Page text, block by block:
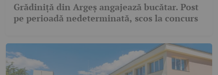
Grădiniță din Argeș angajează bucătar. Post
pe perioadă nedeterminată, scos la concurs